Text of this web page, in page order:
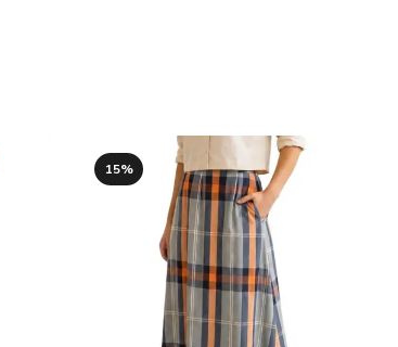
15%